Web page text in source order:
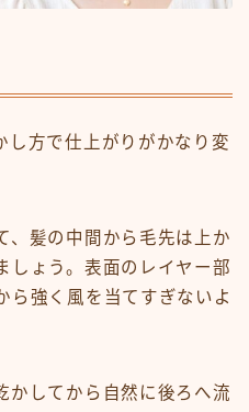
し方で仕上がりがかなり変
、髪の中間から毛先は上か
しょう。表面のレイヤー部
ら強く風を当てすぎないよ
かしてから自然に後ろへ流